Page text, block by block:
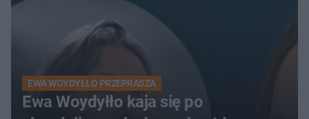
EWA WOYDYŁŁO PRZEPRASZA
Ewa Woydyłło kaja się po